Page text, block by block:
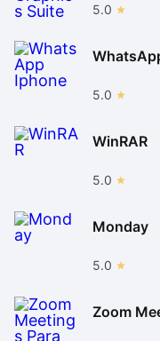
5.0
5.0
WinRAR
5.0
Monday
5.0
Zoom